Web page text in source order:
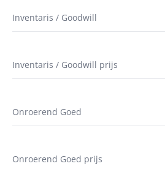
Inventaris / Goodwill
Inventaris / Goodwill prijs
Onroerend Goed
Onroerend Goed prijs